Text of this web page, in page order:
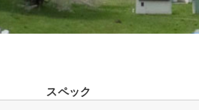
スペック